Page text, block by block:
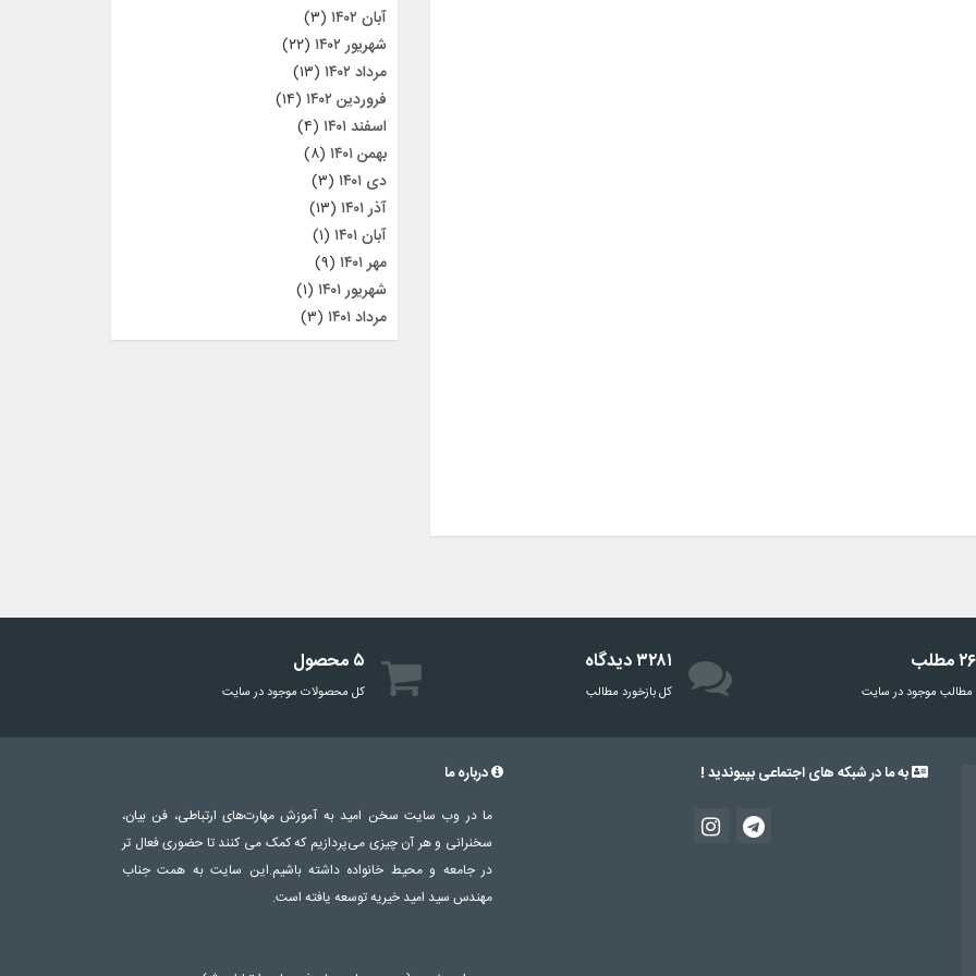
آبان ۱۴۰۲
(۳)
شهریور ۱۴۰۲
(۲۲)
مرداد ۱۴۰۲
(۱۳)
فروردین ۱۴۰۲
(۱۴)
اسفند ۱۴۰۱
(۴)
بهمن ۱۴۰۱
(۸)
دی ۱۴۰۱
(۳)
آذر ۱۴۰۱
(۱۳)
آبان ۱۴۰۱
(۱)
مهر ۱۴۰۱
(۹)
شهریور ۱۴۰۱
(۱)
مرداد ۱۴۰۱
(۳)
موجود در سایت
۳۲۸۱ دیدگاه
‌کل بازخورد مطالب
۵ محصول
کل محصولات موجود در سایت
به ما در شبکه های اجتماعی بپیوندید ! درباره ما
ما در وب سایت سخن امید به آموزش مهارت‌های ارتباطی، فن بیان،
سخنرانی و هر آن چیزی می‌پردازیم که کمک می کنند تا حضوری فعال تر
در جامعه و محیط خانواده داشته باشیم.این سایت به همت جناب
مهندس سید امید خیریه توسعه یافته است.